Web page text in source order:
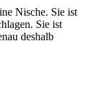
Nische. Sie ist
Sie ist
deshalb